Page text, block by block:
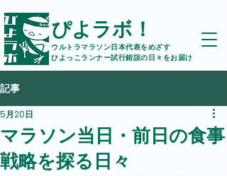
ぴよラボ！
ウルトラマラソン日本代表をめざす
ひよっこランナー試行錯誤の日々をお届け
記事
マラソン当日・前日の食事
戦略を探る日々
5月20日